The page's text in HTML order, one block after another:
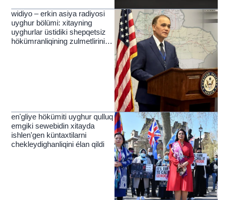
widiyo – erkin asiya radiyosi
uyghur bölümi: xitayning
uyghurlar üstidiki shepqetsiz
hökümranliqining zulmetlirini
en'gliye hökümiti uyghur qulluq
emgiki sewebidin xitayda
ishlen'gen küntaxtilarni
chekleydighanliqini élan qildi